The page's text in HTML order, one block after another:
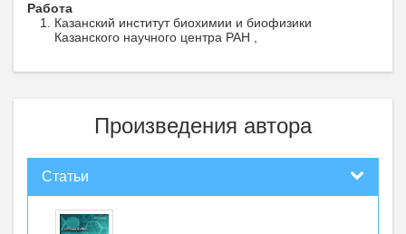
Работа
Казанский институт биохимии и биофизики
Казанского научного центра РАН ,
Произведения автора
Статьи